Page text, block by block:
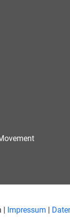
| Impressum |